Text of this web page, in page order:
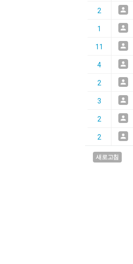
2 
1 
11 
4 
2 
3 
2 
2 
새로고침